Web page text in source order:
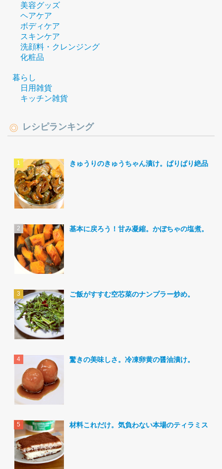
美容グッズ
ヘアケア
ボディケア
スキンケア
洗顔料・クレンジング
化粧品
暮らし
日用雑貨
キッチン雑貨
レシピランキング
きゅうりのきゅうちゃん漬け。ぱりぱり絶品。
基本に戻ろう！甘み凝縮。かぼちゃの塩煮。
ご飯がすすむ空芯菜のナンプラー炒め。
驚きの美味しさ。冷凍卵黄の醤油漬け。
材料これだけ。気負わない本場のティラミス。